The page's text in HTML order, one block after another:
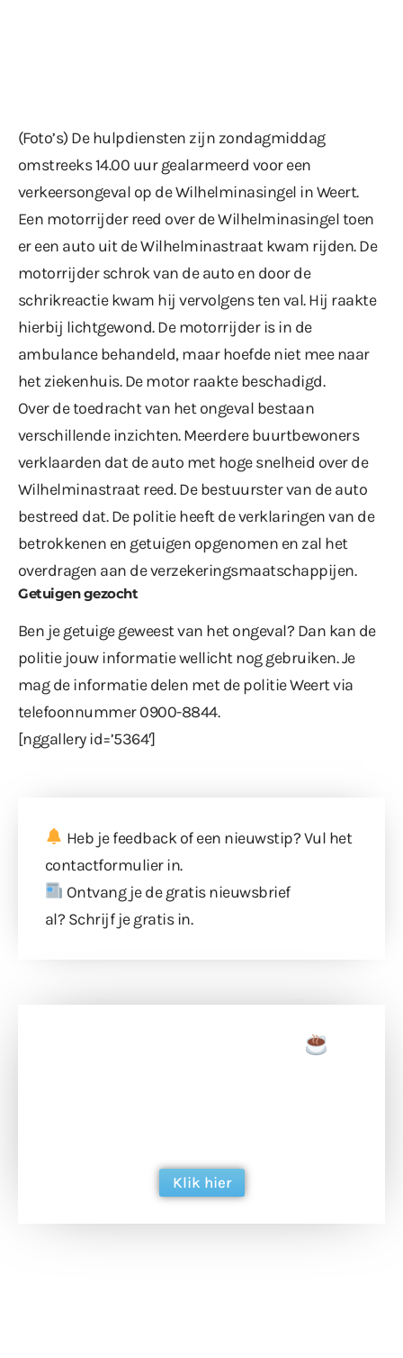
(Foto’s) De hulpdiensten zijn zondagmiddag
omstreeks 14.00 uur gealarmeerd voor een
verkeersongeval op de Wilhelminasingel in Weert.
Een motorrijder reed over de Wilhelminasingel toen
er een auto uit de Wilhelminastraat kwam rijden. De
motorrijder schrok van de auto en door de
schrikreactie kwam hij vervolgens ten val. Hij raakte
hierbij lichtgewond. De motorrijder is in de
ambulance behandeld, maar hoefde niet mee naar
het ziekenhuis. De motor raakte beschadigd.
Over de toedracht van het ongeval bestaan
verschillende inzichten. Meerdere buurtbewoners
verklaarden dat de auto met hoge snelheid over de
Wilhelminastraat reed. De bestuurster van de auto
bestreed dat. De politie heeft de verklaringen van de
betrokkenen en getuigen opgenomen en zal het
overdragen aan de verzekeringsmaatschappijen.
Getuigen gezocht
Ben je getuige geweest van het ongeval? Dan kan de
politie jouw informatie wellicht nog gebruiken. Je
mag de informatie delen met de politie Weert via
telefoonnummer 0900-8844.
[nggallery id=’5364′]
Heb je feedback of een nieuwstip? Vul het
contactformulierin.
Ontvang je de gratis nieuwsbrief
al? Schrijf je gratis in.
Klik hier